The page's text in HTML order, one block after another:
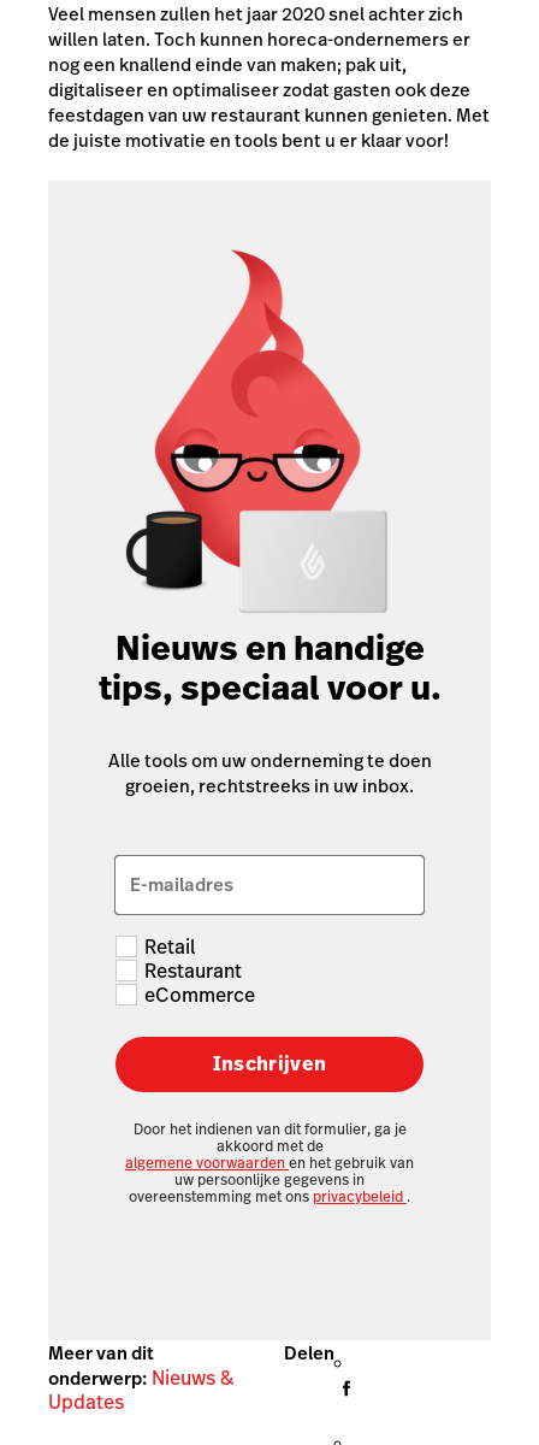
Veel mensen zullen het jaar 2020 snel achter zich
willen laten. Toch kunnen horeca-ondernemers er
nog een knallend einde van maken; pak uit,
digitaliseer en optimaliseer zodat gasten ook deze
feestdagen van uw restaurant kunnen genieten. Met
de juiste motivatie en tools bent u er klaar voor!
Nieuws en handige
tips, speciaal voor u.
Alle tools om uw onderneming te doen
groeien, rechtstreeks in uw inbox.
E-mailadres
Retail
Restaurant
eCommerce
Inschrijven
Door het indienen van dit formulier, ga je
akkoord met de
algemene voorwaardenen het gebruik van
uw persoonlijke gegevens in
overeenstemming met ons privacybeleid .
Meer van dit
onderwerp: Nieuws &
Updates
Delen